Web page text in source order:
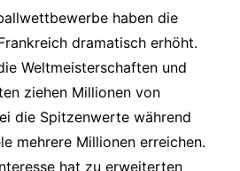
haben die
dramatisch erhöht.
Weltmeisterschaften und
ziehen Millionen von
die Spitzenwerte während
mehrere Millionen erreichen.
hat zu erweiterten